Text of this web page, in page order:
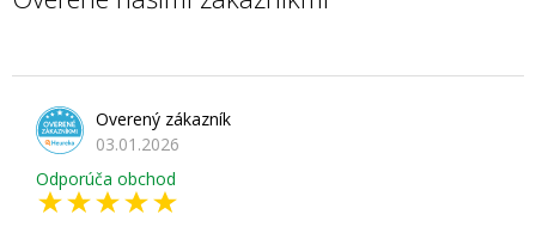
Overený zákazník
03.01.2026
Odporúča obchod